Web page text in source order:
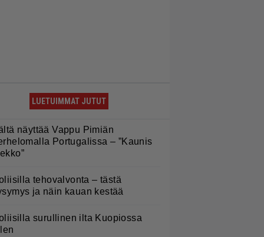
LUETUIMMAT JUTUT
näyttää Vappu Pimiän
Portugalissa – ”Kaunis
tehovalvonta – tästä
ja näin kauan kestää
surullinen ilta Kuopiossa